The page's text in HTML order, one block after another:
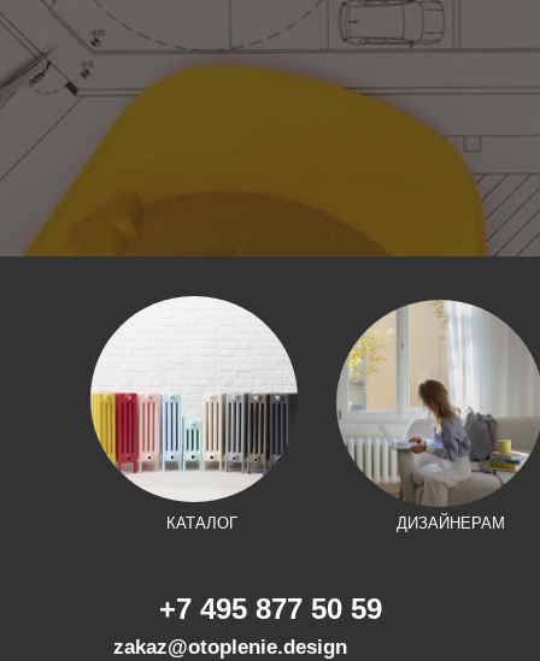
КАТАЛОГ ДИЗАЙНЕРАМ
+7 495 877 50 59
zakaz@otoplenie.design